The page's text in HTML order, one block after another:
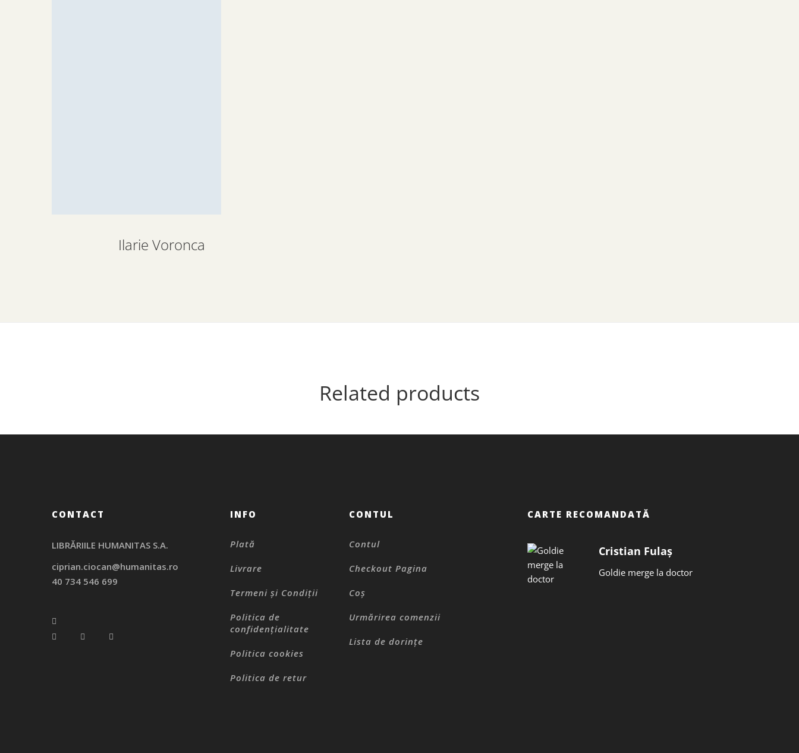
Ilarie Voronca
Related products
CONTACT
LIBRĂRIILE HUMANITAS S.A.
ciprian.ciocan@humanitas.ro
40 734 546 699
INFO
Plată
Livrare
Termeni și Condiții
Politica de
confidențialitate
Politica cookies
Politica de retur
CONTUL
Contul
Checkout Pagina
Coș
Urmărirea comenzii
Lista de dorințe
CARTE RECOMANDATĂ
Cristian Fulaș
Goldie merge la doctor